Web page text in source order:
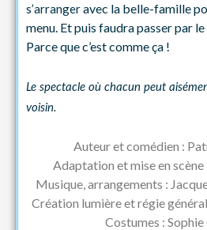
s’arrangeravec la belle-famille
menu. Et puis faudrapasser par
Parce que c’est comme ça !
Le spectacle où chacun peut
voisin.
Auteur et comédien :
Adaptation et mise en scène
Musique, arrangements :
Création lumière et régie
Costumes :